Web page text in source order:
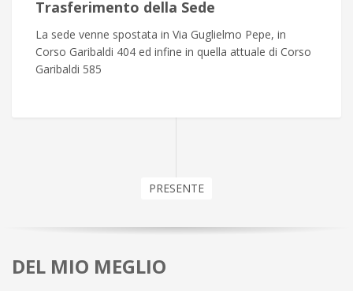
Trasferimento della Sede
La sede venne spostata in Via Guglielmo Pepe, in
Corso Garibaldi 404 ed infine in quella attuale di Corso
Garibaldi 585
PRESENTE
DEL MIO MEGLIO